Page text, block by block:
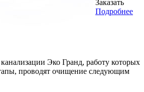
Заказать
Подробнее
Эко Гранд, работу которых
проводят очищение следующим